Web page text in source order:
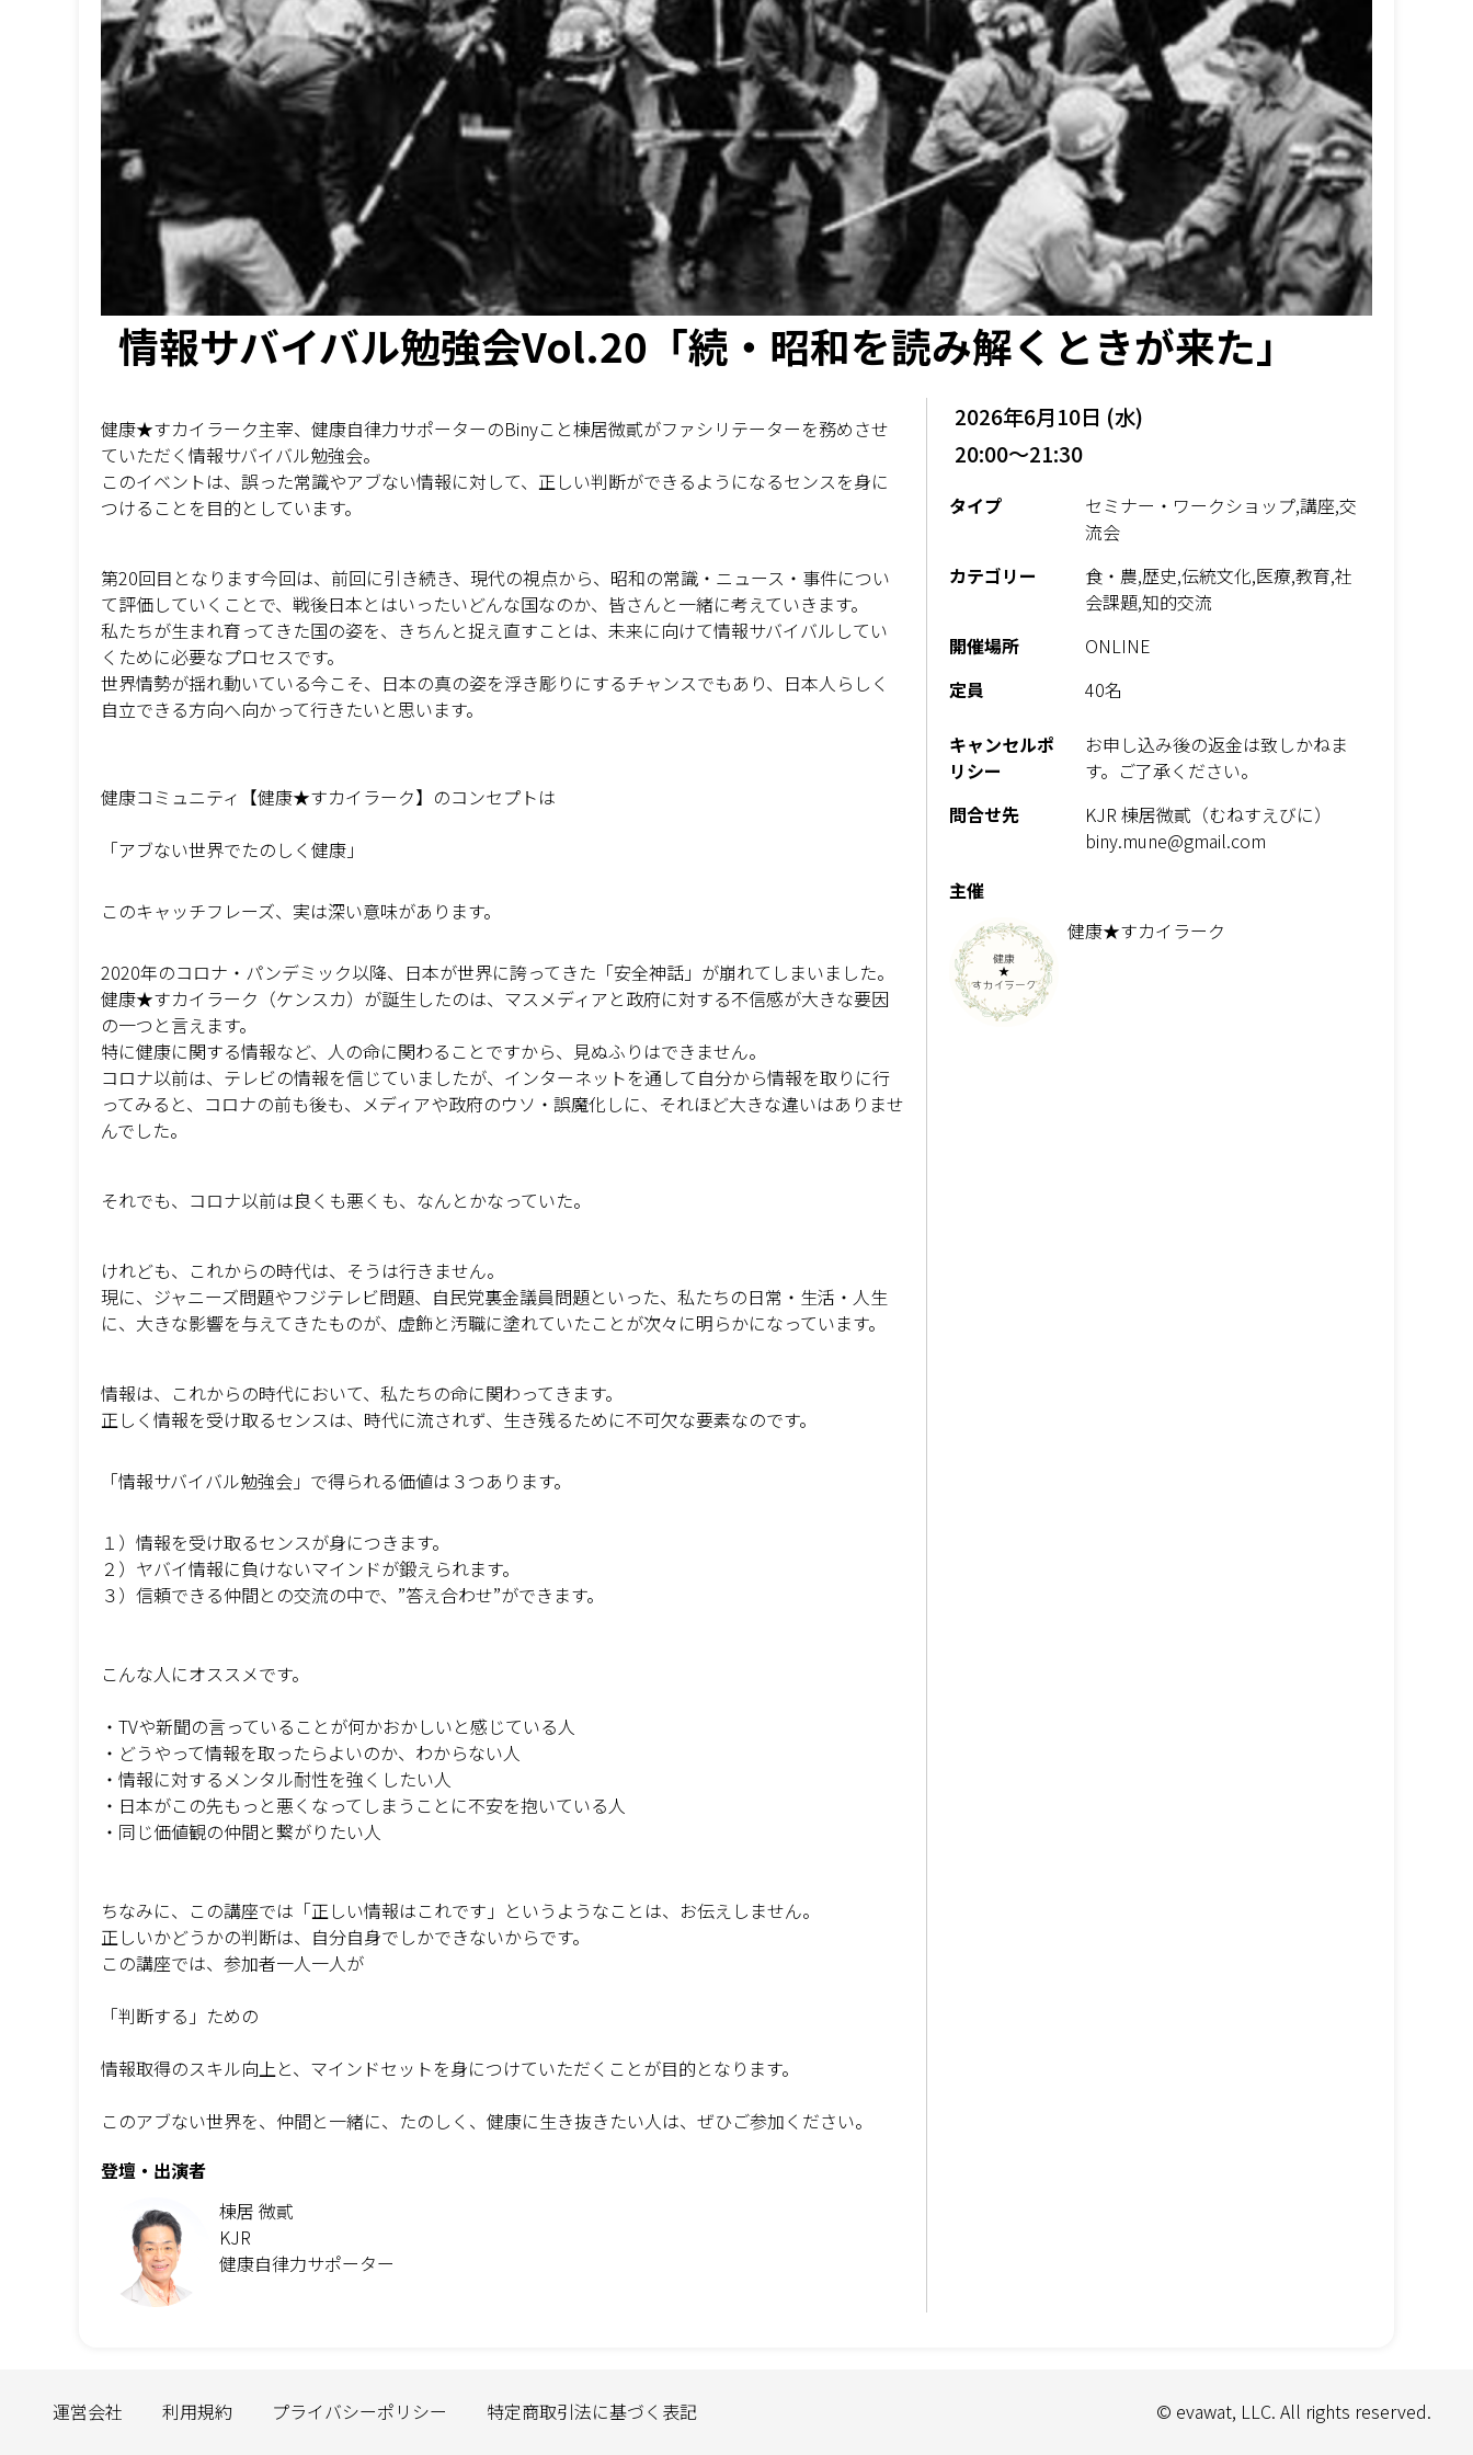
情報サバイバル勉強会Vol.20「続・昭和を読み解くときが来た」
健康★すカイラーク主宰、健康自律力サポーターのBinyこと棟居微貳がファシリテーターを務めさせ
ていただく情報サバイバル勉強会。
このイベントは、誤った常識やアブない情報に対して、正しい判断ができるようになるセンスを身に
つけることを目的としています。
第20回目となります今回は、前回に引き続き、現代の視点から、昭和の常識・ニュース・事件につい
て評価していくことで、戦後日本とはいったいどんな国なのか、皆さんと一緒に考えていきます。
私たちが生まれ育ってきた国の姿を、きちんと捉え直すことは、未来に向けて情報サバイバルしてい
くために必要なプロセスです。
世界情勢が揺れ動いている今こそ、日本の真の姿を浮き彫りにするチャンスでもあり、日本人らしく
自立できる方向へ向かって行きたいと思います。
健康コミュニティ【健康★すカイラーク】のコンセプトは
「アブない世界でたのしく健康」
このキャッチフレーズ、実は深い意味があります。
2020年のコロナ・パンデミック以降、日本が世界に誇ってきた「安全神話」が崩れてしまいました。
健康★すカイラーク（ケンスカ）が誕生したのは、マスメディアと政府に対する不信感が大きな要因
の一つと言えます。
特に健康に関する情報など、人の命に関わることですから、見ぬふりはできません。
コロナ以前は、テレビの情報を信じていましたが、インターネットを通して自分から情報を取りに行
ってみると、コロナの前も後も、メディアや政府のウソ・誤魔化しに、それほど大きな違いはありませ
んでした。
それでも、コロナ以前は良くも悪くも、なんとかなっていた。
けれども、これからの時代は、そうは行きません。
現に、ジャニーズ問題やフジテレビ問題、自民党裏金議員問題といった、私たちの日常・生活・人生
に、大きな影響を与えてきたものが、虚飾と汚職に塗れていたことが次々に明らかになっています。
情報は、これからの時代において、私たちの命に関わってきます。
正しく情報を受け取るセンスは、時代に流されず、生き残るために不可欠な要素なのです。
「情報サバイバル勉強会」で得られる価値は３つあります。
１）情報を受け取るセンスが身につきます。
２）ヤバイ情報に負けないマインドが鍛えられます。
３）信頼できる仲間との交流の中で、”答え合わせ”ができます。
こんな人にオススメです。
・TVや新聞の言っていることが何かおかしいと感じている人
・どうやって情報を取ったらよいのか、わからない人
・情報に対するメンタル耐性を強くしたい人
・日本がこの先もっと悪くなってしまうことに不安を抱いている人
・同じ価値観の仲間と繋がりたい人
ちなみに、この講座では「正しい情報はこれです」というようなことは、お伝えしません。
正しいかどうかの判断は、自分自身でしかできないからです。
この講座では、参加者一人一人が
「判断する」ための
情報取得のスキル向上と、マインドセットを身につけていただくことが目的となります。
このアブない世界を、仲間と一緒に、たのしく、健康に生き抜きたい人は、ぜひご参加ください。
登壇・出演者
棟居 微貳
KJR
健康自律力サポーター
2026年6月10日 (水)
20:00～21:30
タイプ
セミナー・ワークショップ,講座,交
流会
カテゴリー
食・農,歴史,伝統文化,医療,教育,社
会課題,知的交流
開催場所
ONLINE
定員
40名
キャンセルポ
リシー
お申し込み後の返金は致しかねま
す。ご了承ください。
問合せ先
KJR 棟居微貳（むねすえびに）
biny.mune@gmail.com
主催
健康★すカイラーク
運営会社 利用規約 プライバシーポリシー 特定商取引法に基づく表記 © evawat, LLC. All rights reserved.